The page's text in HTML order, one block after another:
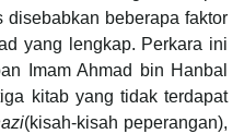
beberapa faktor
yang lengkap. Perkara ini
Imam Ahmad bin Hanbal
kitab yang tidak terdapat
(kisah-kisah peperangan),